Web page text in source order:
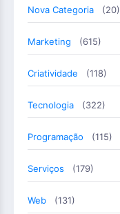
Nova Categoria (20)
Marketing (615)
Criatividade (118)
Tecnologia (322)
Programação (115)
Serviços (179)
Web (131)